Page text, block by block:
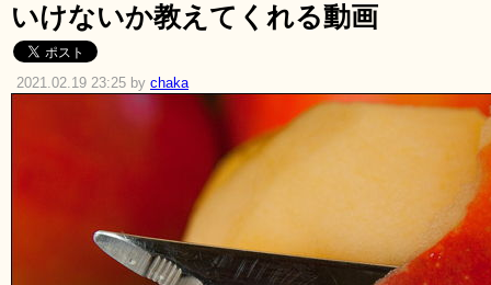
いけないか教えてくれる動画
2021.02.19 23:25 by chaka